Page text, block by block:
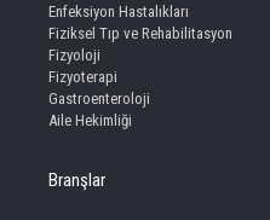
Enfeksiyon Hastalıkları
Fiziksel Tıp ve Rehabilitasyon
Fizyoloji
Fizyoterapi
Gastroenteroloji
Aile Hekimliği
Branşlar